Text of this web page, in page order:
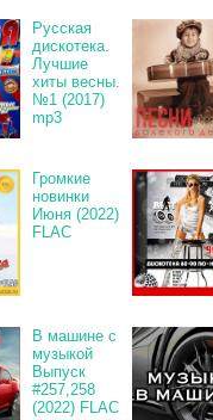
Русская
дискотека.
Лучшие
хиты весны.
№1 (2017)
mp3
Громкие
новинки
Июня (2022)
FLAC
В машине с
музыкой
Выпуск
#257,258
(2022) FLAC